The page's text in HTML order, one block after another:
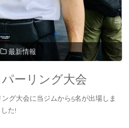
最新情報
ーリング大会
グ大会に当ジムから5名が出場しま
た!